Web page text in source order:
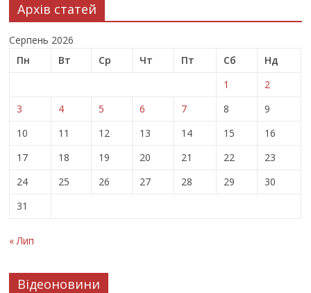
Архів статей
Серпень 2026
Пн
Вт Ср Чт Пт Сб
Нд
1
2
3
4 5 6 7 8
9
10
11 12 13 14 15
16
17
18 19 20 21 22
23
24
25 26 27 28 29
30
31
« Лип
Відеоновини